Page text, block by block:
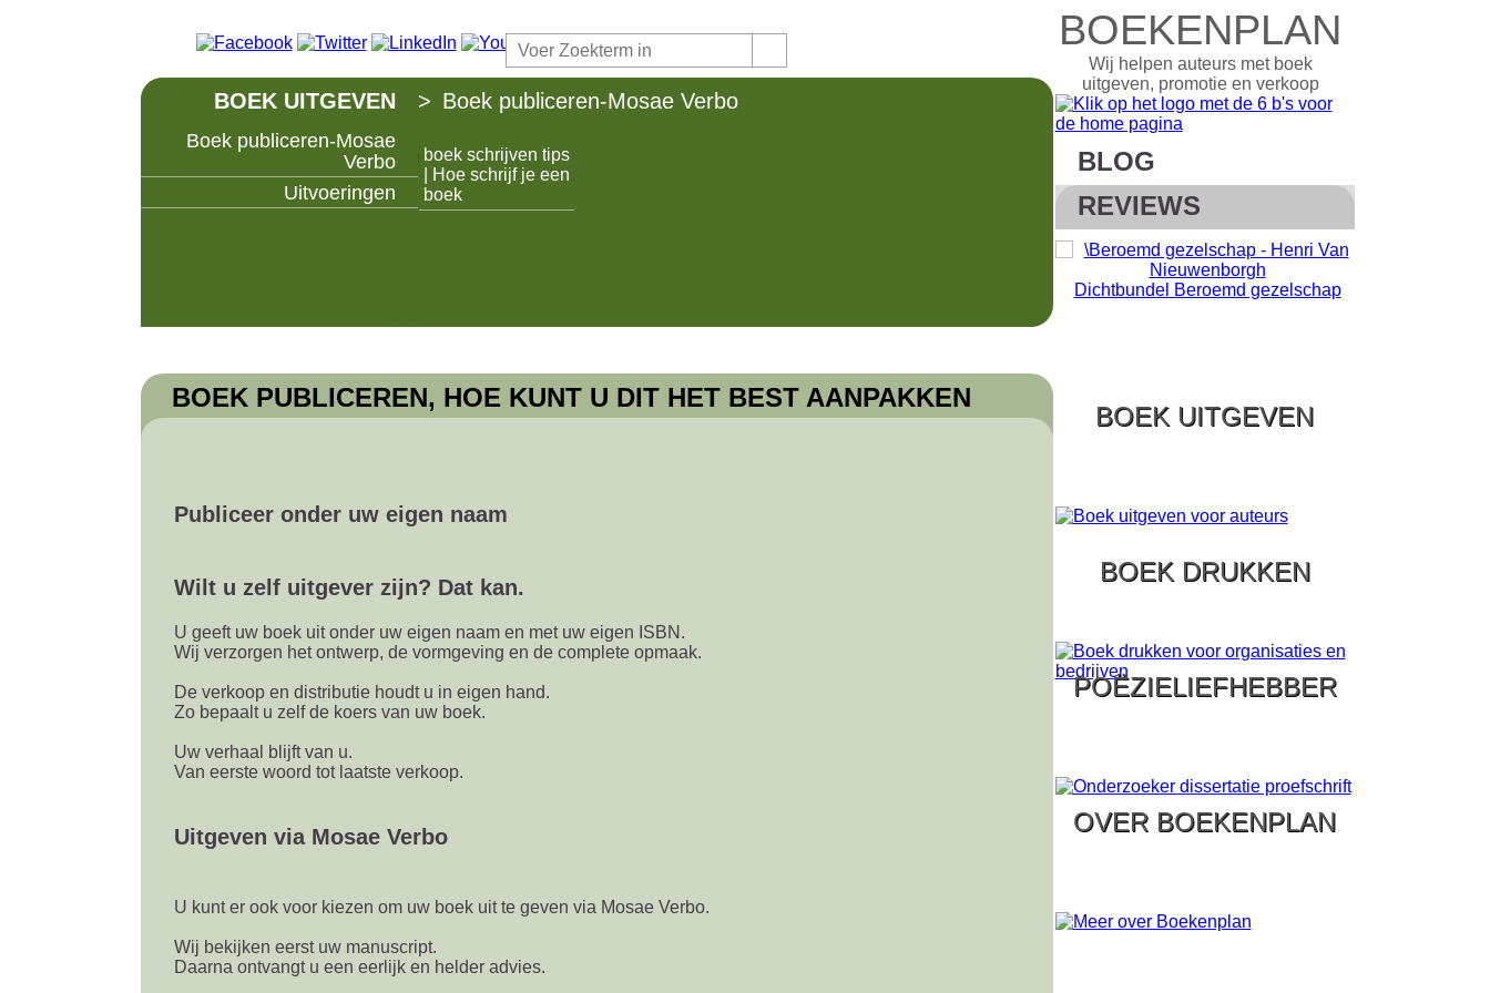
BOEK UITGEVEN
Boek publiceren-Mosae
Verbo
boek schrijven tips
| Hoe schrijf je een
boek
Uitvoeringen
> Boek publiceren-Mosae Verbo
Boek uitgeven, samen maken we er een succes van
BOEK PUBLICEREN, HOE KUNT U DIT HET BEST AANPAKKEN
Publiceer onder uw eigen naam
Wilt u zelf uitgever zijn? Dat kan.
U geeft uw boek uit onder uw eigen naam en met uw eigen ISBN.
Wij verzorgen het ontwerp, de vormgeving en de complete opmaak.
De verkoop en distributie houdt u in eigen hand.
Zo bepaalt u zelf de koers van uw boek.
Uw verhaal blijft van u.
Van eerste woord tot laatste verkoop.
Uitgeven via Mosae Verbo
U kunt er ook voor kiezen om uw boek uit te geven via Mosae Verbo.
Wij bekijken eerst uw manuscript.
Daarna ontvangt u een eerlijk en helder advies.
BOEKENPLAN
Wij helpen auteurs met boek
uitgeven, promotie en verkoop
BLOG
REVIEWS
Dichtbundel Beroemd gezelschap
BOEK UITGEVEN
BOEK DRUKKEN
POËZIELIEFHEBBER
OVER BOEKENPLAN